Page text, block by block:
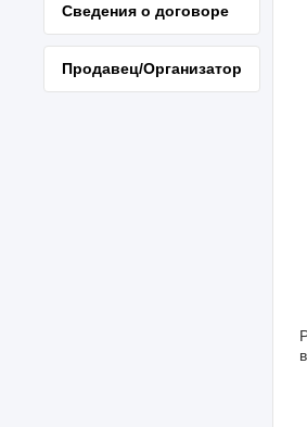
Сведения о договоре
Продавец/Организатор